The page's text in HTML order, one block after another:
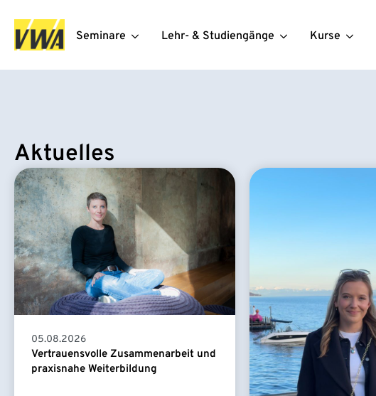
Seminare Lehr- & Studiengänge Kurse
Aktuelles
05.08.2026
Vertrauensvolle Zusammenarbeit und
praxisnahe Weiterbildung